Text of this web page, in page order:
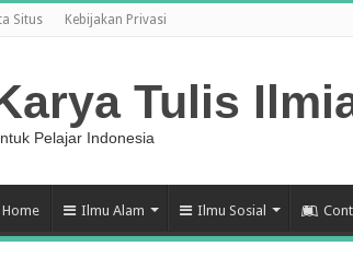
Situs Kebijakan Privasi
Tulis
Pelajar Indonesia
Home Ilmu Alam Ilmu Sosial